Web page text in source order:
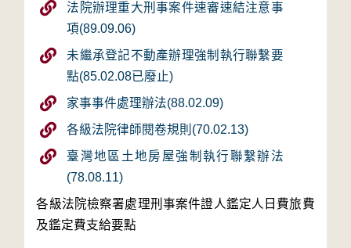
法院辦理重大刑事案件速審速結注意事
項(89.09.06)
未繼承登記不動產辦理強制執行聯繫要
點(85.02.08已廢止)
家事事件處理辦法(88.02.09)
各級法院律師閱卷規則(70.02.13)
臺灣地區土地房屋強制執行聯繫辦法
(78.08.11)
各級法院檢察署處理刑事案件證人鑑定人日費旅費
及鑑定費支給要點